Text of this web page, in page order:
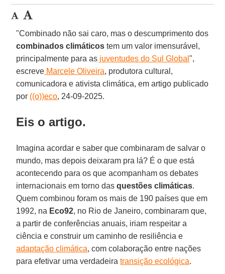
"Combinado não sai caro, mas o descumprimento dos
combinados climáticos tem um valor imensurável,
principalmente para as juventudes do Sul Global",
escreve Marcele Oliveira, produtora cultural,
comunicadora e ativista climática, em artigo publicado
por ((o))eco, 24-09-2025.
Eis o artigo.
Imagina acordar e saber que combinaram de salvar o
mundo, mas depois deixaram pra lá? É o que está
acontecendo para os que acompanham os debates
internacionais em torno dasquestões climáticas.
Quem combinou foram os mais de 190 países que em
1992, na Eco92, no Rio de Janeiro, combinaram que,
a partir de conferências anuais, iriam respeitar a
ciência e construir um caminho de resiliência e
adaptação climática, com colaboração entre nações
para efetivar uma verdadeiratransição ecológica.